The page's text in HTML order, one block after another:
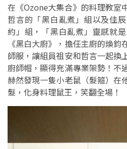
在《Ozone大集合》的料理教室
哲言的「黑白亂煮」組以及佳
約」組，「黑白亂煮」靈感就
《黑白大廚》，擔任主廚的煥
師服，讓組員祖安和哲言一起換
廚師帽，顯得充滿專業架勢！不
赫然發現一隻小老鼠（髮箍）在
髮，化身料理鼠王，笑翻全場！